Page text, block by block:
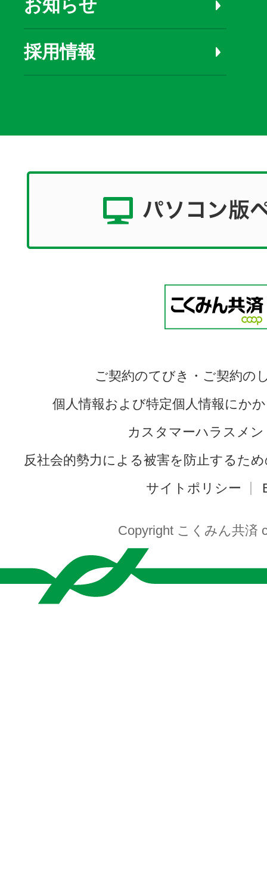
お知らせ
採用情報
ご契約のてびき・ご契約の
個人情報および特定個人情報にか
カスタマーハラスメ
反社会的勢力による被害を防止するた
サイトポリシー
Copyright こくみん共済